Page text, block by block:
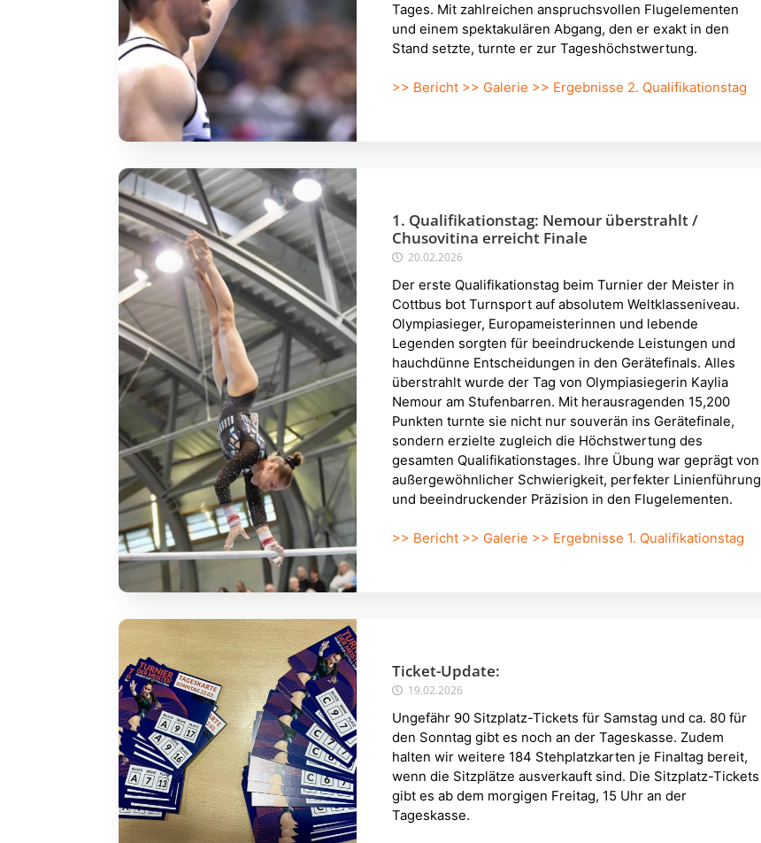
Tages. Mit zahlreichen anspruchsvollen Flugelementen
und einem spektakulären Abgang, den er exakt in den
Stand setzte, turnte er zur Tageshöchstwertung.
>> Bericht >> Galerie >> Ergebnisse 2. Qualifikationstag
1. Qualifikationstag: Nemour überstrahlt /
Chusovitina erreicht Finale
20.02.2026
Der erste Qualifikationstag beim Turnier der Meister in
Cottbus bot Turnsport auf absolutem Weltklasseniveau.
Olympiasieger, Europameisterinnen und lebende
Legenden sorgten für beeindruckende Leistungen und
hauchdünne Entscheidungen in den Gerätefinals. Alles
überstrahlt wurde der Tag von Olympiasiegerin Kaylia
Nemour am Stufenbarren. Mit herausragenden 15,200
Punkten turnte sie nicht nur souverän ins Gerätefinale,
sondern erzielte zugleich die Höchstwertung des
gesamten Qualifikationstages. Ihre Übung war geprägt von
außergewöhnlicher Schwierigkeit, perfekter Linienführung
und beeindruckender Präzision in den Flugelementen.
>> Bericht >> Galerie >> Ergebnisse 1. Qualifikationstag
Ticket-Update:
19.02.2026
Ungefähr 90 Sitzplatz-Tickets für Samstag und ca. 80 für
den Sonntag gibt es noch an der Tageskasse. Zudem
halten wir weitere 184 Stehplatzkarten je Finaltag bereit,
wenn die Sitzplätze ausverkauft sind. Die Sitzplatz-Tickets
gibt es ab dem morgigen Freitag, 15 Uhr an der
Tageskasse.